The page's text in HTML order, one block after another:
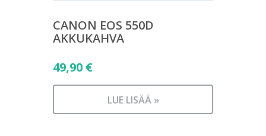
CANON EOS 550D
AKKUKAHVA
49,90 €
LUE LISÄÄ »